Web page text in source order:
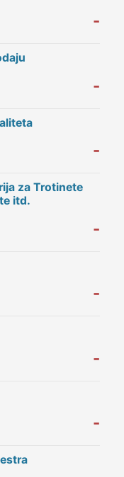
-
-
-
za Trotinete
itd.
-
-
-
-